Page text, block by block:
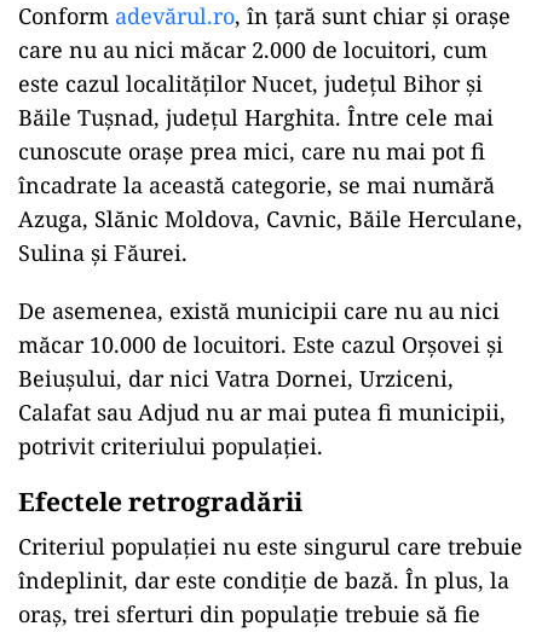
Conform adevărul.ro, în țară sunt chiar și orașe
care nu au nici măcar 2.000 de locuitori, cum
este cazul localităților Nucet, județul Bihor și
Băile Tușnad, județul Harghita. Între cele mai
cunoscute orașe prea mici, care nu mai pot fi
încadrate la această categorie, se mai numără
Azuga, Slănic Moldova, Cavnic, Băile Herculane,
Sulina și Făurei.
De asemenea, există municipii care nu au nici
măcar 10.000 de locuitori. Este cazul Orșovei și
Beiușului, dar nici Vatra Dornei, Urziceni,
Calafat sau Adjud nu ar mai putea fi municipii,
potrivit criteriului populației.
Efectele retrogradării
Criteriul populației nu este singurul care trebuie
îndeplinit, dar este condiție de bază. În plus, la
oraș, trei sferturi din populație trebuie să fie